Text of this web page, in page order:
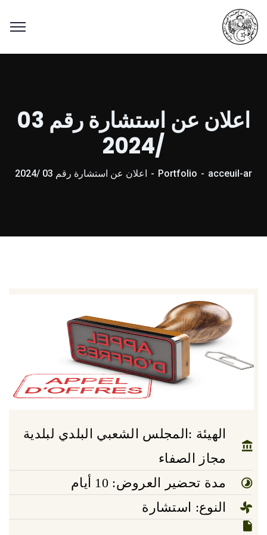
اعلان عن استشارة رقم 03
/2024
acceuil-ar
Portfolio اعلان عن استشارة رقم 03 /2024
الهيئة :المجلس الشعبي البلدي لبلدية
مجاز الصفاء
مدة تحضير العروض: 10 أيام
النوع: استشارة